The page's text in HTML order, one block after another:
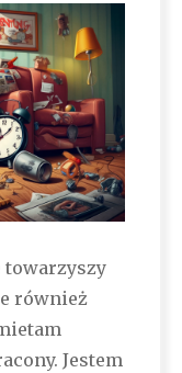
również
Jestem